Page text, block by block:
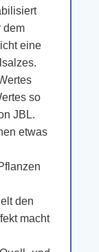
dem
eine
so
JBL.
etwas
den
macht